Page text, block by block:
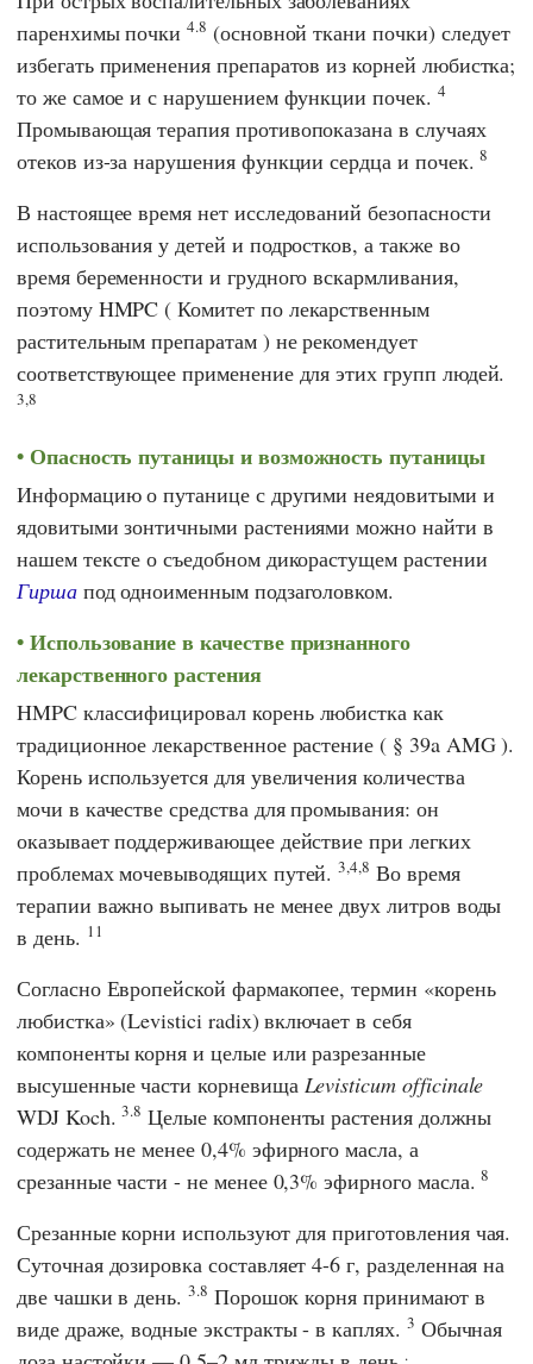
паренхимы почки4.8 (основной ткани почки) следует
избегать применения препаратов из корней любистка;
то же самое и с нарушением функции почек. 4
Промывающая терапия противопоказана в случаях
отеков из-за нарушения функции сердца и почек.8
В настоящее время нет исследований безопасности
использования у детей и подростков, а также во
время беременности и грудного вскармливания,
поэтому HMPC (Комитет по лекарственным
растительным препаратам) не рекомендует
соответствующее применение для этих групп людей.
3,8
Опасность путаницы и возможность путаницы
Информацию о путанице с другими неядовитыми и
ядовитыми зонтичными растениями можно найти в
нашем тексте о съедобном дикорастущем растении
Гиршапод одноименным подзаголовком.
Использование в качестве признанного
лекарственного растения
HMPCклассифицировал корень любистка как
традиционное лекарственное растение ( § 39a AMG).
Корень используется для увеличения количества
мочи в качестве средства для промывания: он
оказывает поддерживающее действие при легких
проблемах мочевыводящих путей.3,4,8 Во время
терапии важно выпивать не менее двух литров воды
в день. 11
Согласно Европейской фармакопее, термин «корень
любистка» (Levistici radix) включает в себя
компоненты корня и целые или разрезанные
высушенные части корневища Levisticum officinale
WDJ Koch.3.8 Целые компоненты растения должны
содержать не менее 0,4% эфирного масла, а
срезанные части - не менее 0,3% эфирного масла.8
Срезанные корни используют для приготовления чая.
Суточная дозировка составляет 4-6 г, разделенная на
две чашки в день.3.8 Порошок корня принимают в
виде драже, водные экстракты - в каплях. 3 Обычная
.